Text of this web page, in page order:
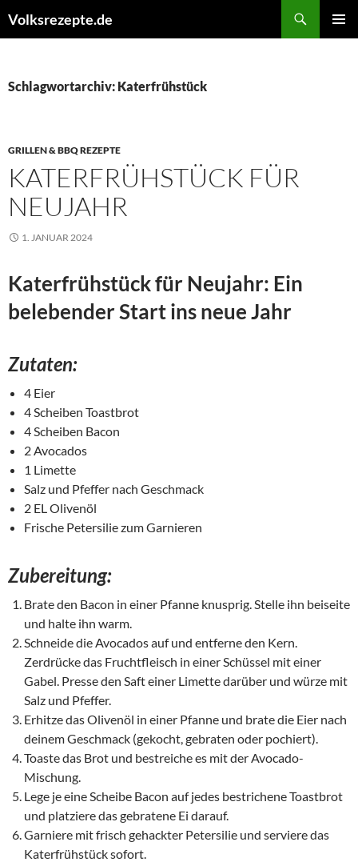
Inhalt
Volksrezepte.de
Schlagwortarchiv: Katerfrühstück
GRILLEN & BBQ REZEPTE
KATERFRÜHSTÜCK FÜR
NEUJAHR
1. JANUAR 2024
Katerfrühstück für Neujahr: Ein
belebender Start ins neue Jahr
Zutaten:
4 Eier
4 Scheiben Toastbrot
4 Scheiben Bacon
2 Avocados
1 Limette
Salz und Pfeffer nach Geschmack
2 EL Olivenöl
Frische Petersilie zum Garnieren
Zubereitung:
Brate den Bacon in einer Pfanne knusprig. Stelle ihn beiseite
und halte ihn warm.
Schneide die Avocados auf und entferne den Kern.
Zerdrücke das Fruchtfleisch in einer Schüssel mit einer
Gabel. Presse den Saft einer Limette darüber und würze mit
Salz und Pfeffer.
Erhitze das Olivenöl in einer Pfanne und brate die Eier nach
deinem Geschmack (gekocht, gebraten oder pochiert).
Toaste das Brot und bestreiche es mit der Avocado-
Mischung.
Lege je eine Scheibe Bacon auf jedes bestrichene Toastbrot
und platziere das gebratene Ei darauf.
Garniere mit frisch gehackter Petersilie und serviere das
Katerfrühstück sofort.